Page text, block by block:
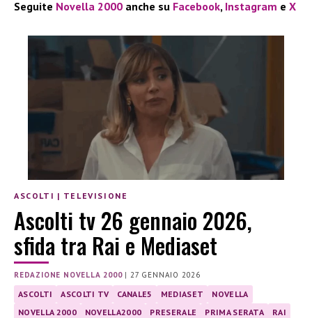
Seguite Novella 2000 anche su Facebook, Instagram e X
ASCOLTI | TELEVISIONE
Ascolti tv 26 gennaio 2026,
sfida tra Rai e Mediaset
REDAZIONE NOVELLA 2000|27 GENNAIO 2026
ASCOLTI ASCOLTI TV CANALE5 MEDIASET
NOVELLA
NOVELLA 2000
NOVELLA2000 PRESERALE PRIMA SERATA
RAI